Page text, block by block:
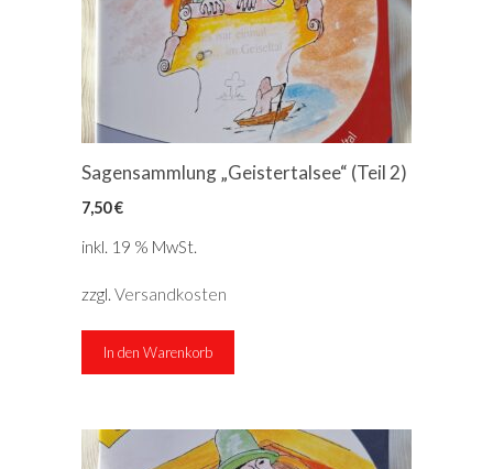
Sagensammlung „Geistertalsee“ (Teil 2)
7,50€
inkl. 19 % MwSt.
zzgl. Versandkosten
In den Warenkorb